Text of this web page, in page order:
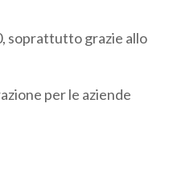
soprattutto grazie allo
per le aziende